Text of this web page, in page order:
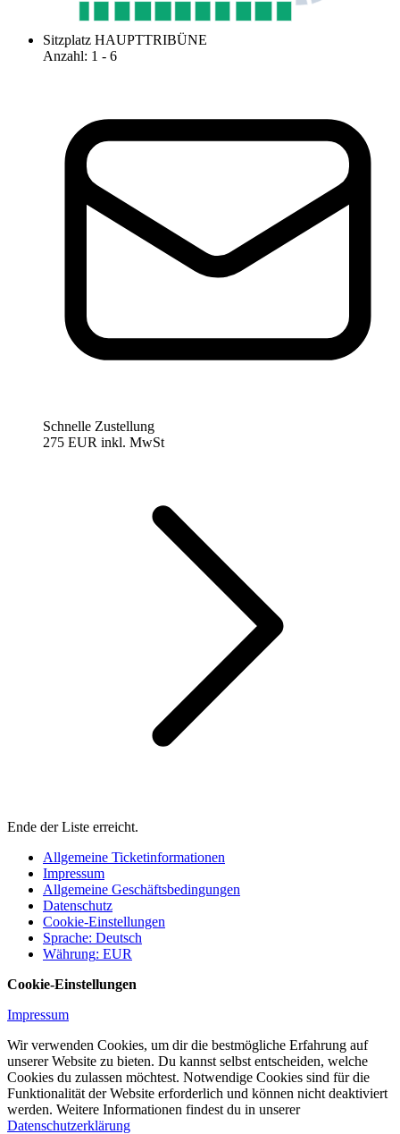
Sitzplatz HAUPTTRIBÜNE
Anzahl: 1 - 6
Schnelle Zustellung
275 EUR inkl. MwSt
Ende der Liste erreicht.
Allgemeine Ticketinformationen
Impressum
Allgemeine Geschäftsbedingungen
Datenschutz
Cookie-Einstellungen
Sprache: Deutsch
Währung: EUR
Cookie-Einstellungen
Impressum
Wir verwenden Cookies, um dir die bestmögliche Erfahrung auf
unserer Website zu bieten. Du kannst selbst entscheiden, welche
Cookies du zulassen möchtest. Notwendige Cookies sind für die
Funktionalität der Website erforderlich und können nicht deaktiviert
werden. Weitere Informationen findest du in unserer
Datenschutzerklärung